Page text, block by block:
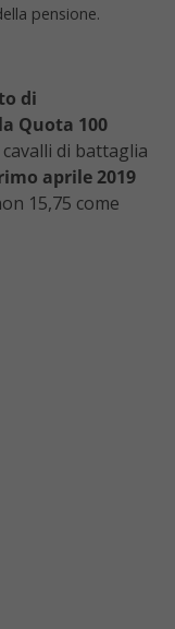
pensione.
di
Quota 100
cavalli di battaglia
aprile 2019
15,75 come